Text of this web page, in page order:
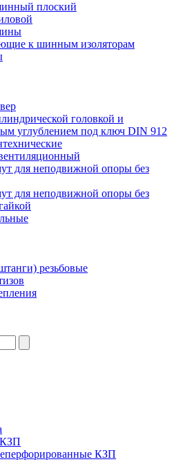
плоский
к шинным изоляторам
головкой и
углублением под ключ DIN 912
для неподвижной опоры без
для неподвижной опоры без
резьбовые
КЗП
КЗП